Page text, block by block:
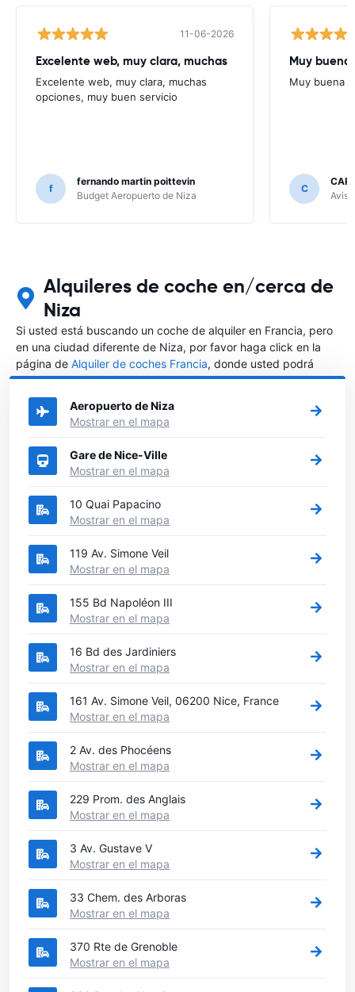
11-06-2026
Excelente web, muy clara, muchas
Excelente web, muy clara, muchas
opciones, muy buen servicio
f
fernando martin poittevin
Budget Aeropuerto de Niza
Muy buena
Muy buena
C
Avis
Alquileres de coche en/cerca de
Niza
Si usted está buscando un coche de alquiler en Francia, pero
en una ciudad diferente de Niza, por favor haga click en la
página de Alquiler de coches Francia, donde usted podrá
elegir en qué ciudad de Francia desea alquilar un coche.
Aeropuerto de Niza
Mostrar en el mapa
Gare de Nice-Ville
Mostrar en el mapa
10 Quai Papacino
Mostrar en el mapa
119 Av. Simone Veil
Mostrar en el mapa
155 Bd Napoléon III
Mostrar en el mapa
16 Bd des Jardiniers
Mostrar en el mapa
161 Av. Simone Veil, 06200 Nice, France
Mostrar en el mapa
2 Av. des Phocéens
Mostrar en el mapa
229 Prom. des Anglais
Mostrar en el mapa
3 Av. Gustave V
Mostrar en el mapa
33 Chem. des Arboras
Mostrar en el mapa
370 Rte de Grenoble
Mostrar en el mapa